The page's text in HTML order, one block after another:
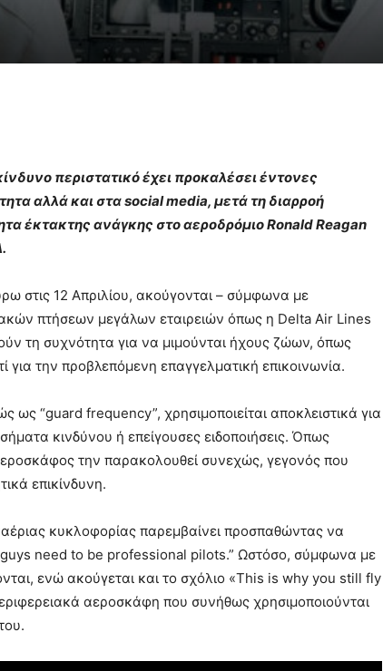
περιστατικό έχει προκαλέσει έντονες
αλλά και στα social media, μετά τη διαρροή
έκτακτης ανάγκης στο αεροδρόμιο Ronald Reagan
στις 12 Απριλίου, ακούγονται – σύμφωνα με
πτήσεων μεγάλων εταιρειών όπως η Delta Air Lines
τη συχνότητα για να μιμούνται ήχους ζώων, όπως
για την προβλεπόμενη επαγγελματική επικοινωνία.
ως “guard frequency”, χρησιμοποιείται αποκλειστικά για
κινδύνου ή επείγουσες ειδοποιήσεις. Όπως
την παρακολουθεί συνεχώς, γεγονός που
επικίνδυνη.
κυκλοφορίας παρεμβαίνει προσπαθώντας να
guys need to be professional pilots.” Ωστόσο, σύμφωνα με
ενώ ακούγεται και το σχόλιο «This is why you still fly
αεροσκάφη που συνήθως χρησιμοποιούνται